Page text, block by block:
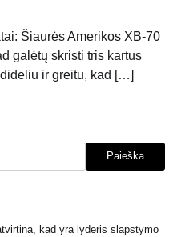
Šiaurės Amerikos XB-70
galėtų skristi tris kartus
ir greitu, kad […]
Paieška
kad yra lyderis slapstymo